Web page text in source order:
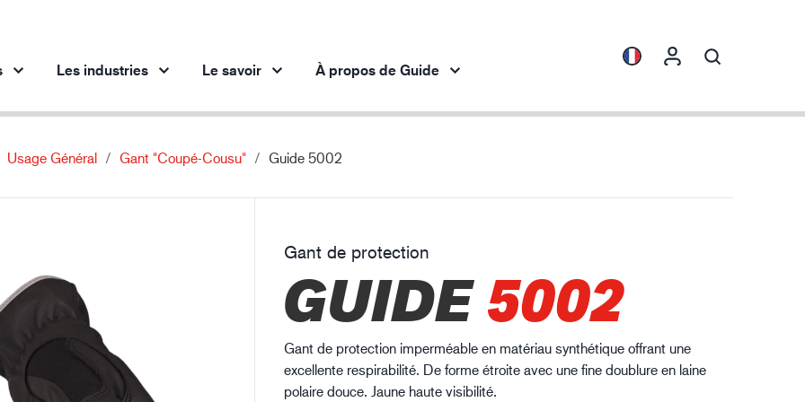
Industrie mécanique
Industrie pétrolière et gazière
Bâtiment et construction
Logistique
HXFIBR™
SPARX™
XLNT™
XTRM™
Les industries
Industrie mécanique
Le savoir
Les décharges electrostatiques
Les décharges electrostatiques (1)
À propos de Guide
Usage Général Gant "coupé-Cousu" Guide 5002
Gant de protection
GUIDE5002
Gant de protection imperméable en matériau synthétique offrant une
excellente respirabilité. De forme étroite avec une fine doublure en laine
polaire douce. Jaune haute visibilité.